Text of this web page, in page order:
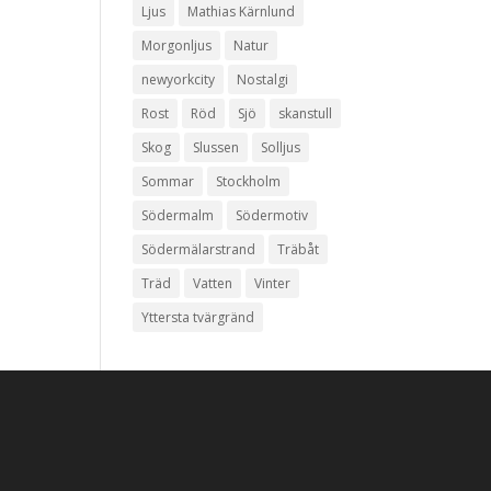
Ljus
Mathias Kärnlund
Morgonljus
Natur
newyorkcity
Nostalgi
Rost
Röd Sjö
skanstull
Skog
Slussen
Solljus
Sommar
Stockholm
Södermalm
Södermotiv
Södermälarstrand
Träbåt
Träd
Vatten
Vinter
Yttersta tvärgränd